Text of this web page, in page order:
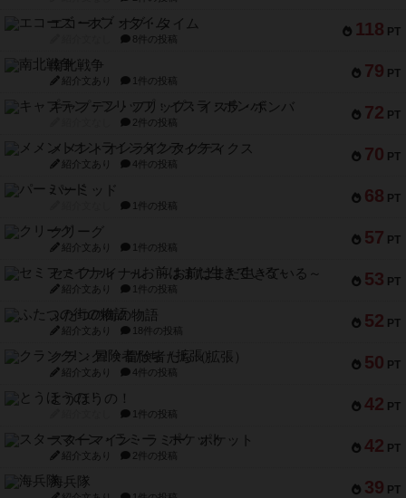
118 PT
エコーズ・オブ・タイム
8件の投稿
79 PT
南北戦争
紹介文あり 1件の投稿
72 PT
キャプテン・フリップ：イスラ・ボンバ
2件の投稿
70 PT
メメントオンラインタクティクス
紹介文あり 4件の投稿
68 PT
パーミッド
1件の投稿
57 PT
クリーグ
紹介文あり 1件の投稿
53 PT
セミファイナル ～お前はまだ生きている～
紹介文あり 1件の投稿
52 PT
ふたつの街の物語
紹介文あり 18件の投稿
50 PT
クランク! ：冒険者たち（拡張）
紹介文あり 4件の投稿
42 PT
とうほうの！
1件の投稿
42 PT
スターマイン・ラミー ポケット
紹介文あり 2件の投稿
39 PT
海兵隊